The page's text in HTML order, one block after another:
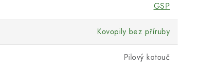
GSP
Kovopily bez příruby
Pilový kotouč